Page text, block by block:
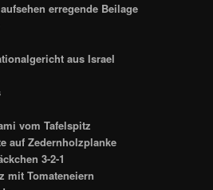
erregende Beilage
aus Israel
vom Tafelspitz
auf Zedernholzplanke
3-2-1
mit Tomateneiern